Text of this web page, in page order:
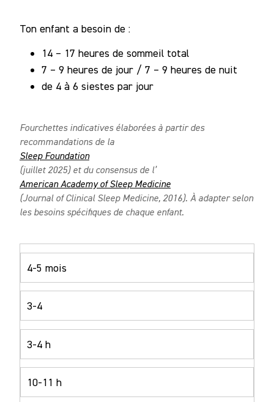
Ton enfant a besoin de :
14 – 17 heures de sommeil total
7 – 9 heures de jour / 7 – 9 heures de nuit
de 4 à 6 siestes par jour
Fourchettes indicatives élaborées à partir des
recommandations de la
Sleep Foundation
(juillet 2025) et du consensus de l’
American Academy of Sleep Medicine
(Journal of Clinical Sleep Medicine, 2016). À adapter selon
les besoins spécifiques de chaque enfant.
4-5 mois
3-4
3-4 h
10-11 h